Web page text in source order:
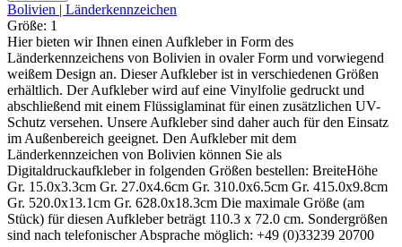
Bolivien | Länderkennzeichen
Größe: 1
Hier bieten wir Ihnen einen Aufkleber in Form des
Länderkennzeichens von Bolivien in ovaler Form und vorwiegend
weißem Design an. Dieser Aufkleber ist in verschiedenen Größen
erhältlich. Der Aufkleber wird auf eine Vinylfolie gedruckt und
abschließend mit einem Flüssiglaminat für einen zusätzlichen UV-
Schutz versehen. Unsere Aufkleber sind daher auch für den Einsatz
im Außenbereich geeignet. Den Aufkleber mit dem
Länderkennzeichen von Bolivien können Sie als
Digitaldruckaufkleber in folgenden Größen bestellen: BreiteHöhe
Gr. 15.0x3.3cm Gr. 27.0x4.6cm Gr. 310.0x6.5cm Gr. 415.0x9.8cm
Gr. 520.0x13.1cm Gr. 628.0x18.3cm Die maximale Größe (am
Stück) für diesen Aufkleber beträgt 110.3 x 72.0 cm. Sondergrößen
sind nach telefonischer Absprache möglich: +49 (0)33239 20700